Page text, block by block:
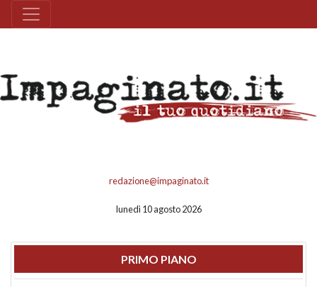
redazione@impaginato.it
lunedì 10 agosto 2026
PRIMO PIANO